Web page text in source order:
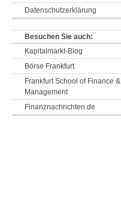
Datenschutzerklärung
Besuchen Sie auch:
Kapitalmarkt-Blog
Börse Frankfurt
Frankfurt School of Finance &
Management
Finanznachrichten.de